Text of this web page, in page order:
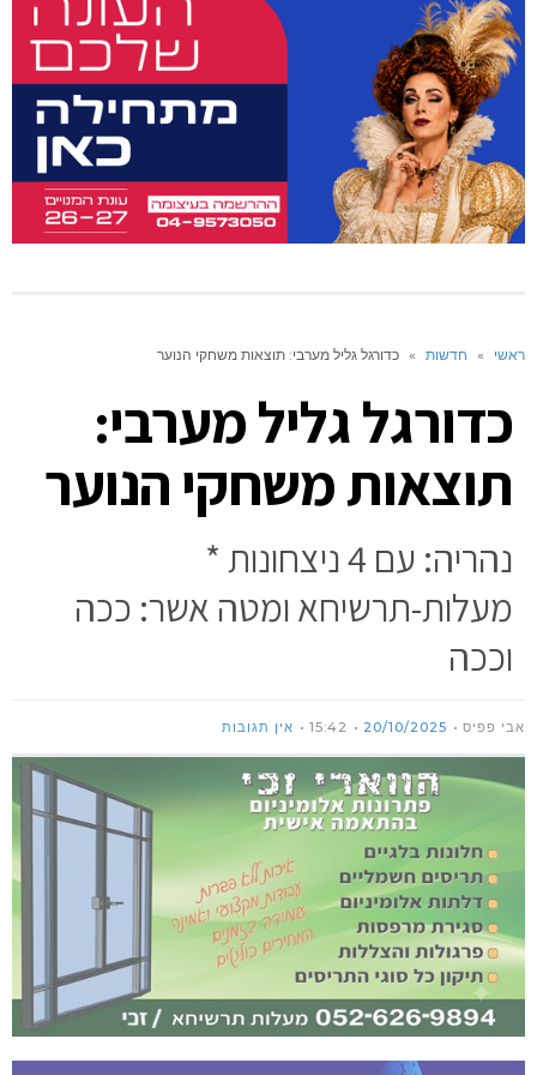
ראשי » חדשות » כדורגל גליל מערבי: תוצאות משחקי הנוער
כדורגל גליל מערבי:
תוצאות משחקי הנוער
נהריה: עם 4 ניצחונות *
מעלות-תרשיחא ומטה אשר: ככה
וככה
אבי פפיס 20/10/2025
15:42 אין תגובות